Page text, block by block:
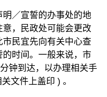
／宣誓的办事处的地
，民政处可能会更改
民宜先向有关中心查
时间。一般来说，市
钟到达，以办理相关手
文件上盖印 ) 。